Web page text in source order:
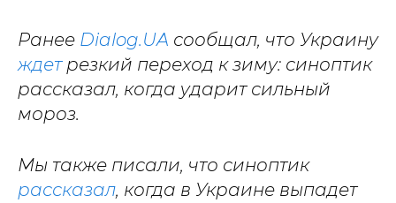
Ранее Dialog.UA сообщал, что Украину
ждетрезкий переход к зиму: синоптик
рассказал, когда ударит сильный
мороз.
Мы также писали, что синоптик
рассказал, когда в Украине выпадет